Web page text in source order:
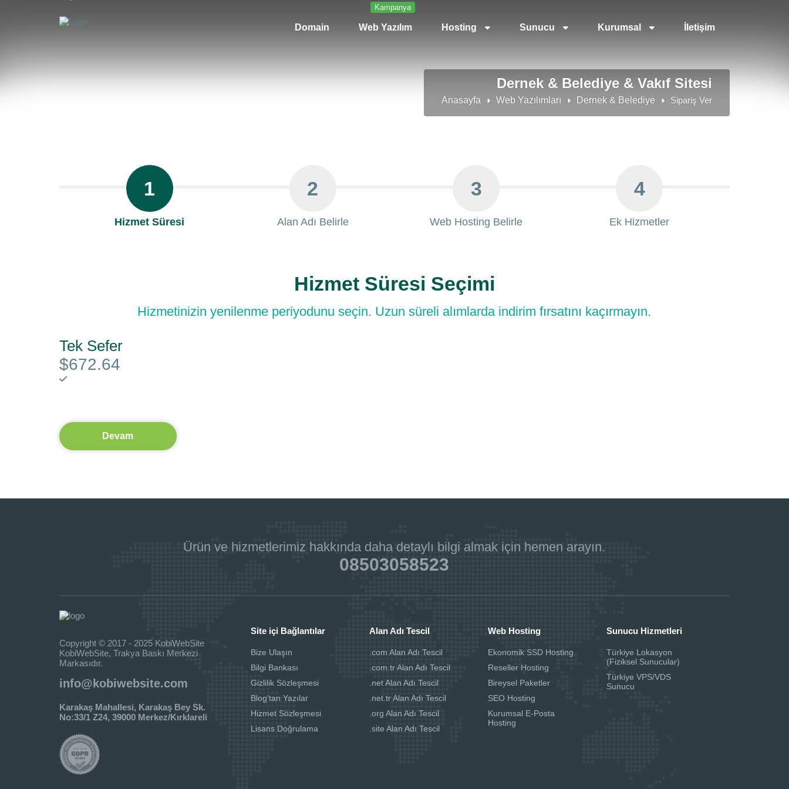
Domain
Kampanya
Web Yazılım Hosting Sunucu Kurumsal İletişim
Dernek & Belediye & Vakıf Sitesi
Anasayfa Web Yazılımları Dernek & Belediye Sipariş Ver
1
Hizmet Süresi
2
Alan Adı Belirle
3
Web Hosting Belirle
4
Ek Hizmetler
Hizmet Süresi Seçimi
Hizmetinizin yenilenme periyodunu seçin. Uzun süreli alımlarda indirim fırsatını kaçırmayın.
Tek Sefer
$672.64
Devam
Ürün ve hizmetlerimiz hakkında daha detaylı bilgi almak için hemen arayın.
08503058523
Copyright © 2017 - 2025 KobiWebSite
KobiWebSite, Trakya Baskı Merkezi
Markasıdır.
info@kobiwebsite.com
Karakaş Mahallesi, Karakaş Bey Sk.
No:33/1 Z24, 39000 Merkez/Kırklareli
Site içi Bağlantılar
Bize Ulaşın
Bilgi Bankası
Gizlilik Sözleşmesi
Blog'tan Yazılar
Hizmet Sözleşmesi
Lisans Doğrulama
Alan Adı Tescil
.com Alan Adı Tescil
.com.tr Alan Adı Tescil
.net Alan Adı Tescil
.net.tr Alan Adı Tescil
.org Alan Adı Tescil
.site Alan Adı Tescil
Web Hosting
Ekonomik SSD Hosting
Reseller Hosting
Bireysel Paketler
SEO Hosting
Kurumsal E-Posta
Hosting
Sunucu Hizmetleri
Türkiye Lokasyon
(Fiziksel Sunucular)
Türkiye VPS/VDS
Sunucu